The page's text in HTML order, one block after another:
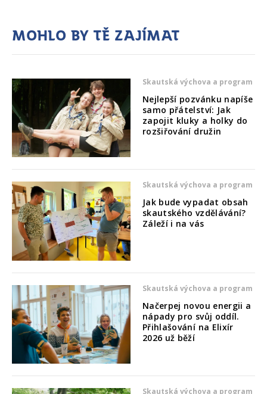
Mohlo by tě zajímat
Skautská výchova a program
Nejlepší pozvánku napíše
samo přátelství: Jak
zapojit kluky a holky do
rozšiřování družin
Skautská výchova a program
Jak bude vypadat obsah
skautského vzdělávání?
Záleží i na vás
Skautská výchova a program
Načerpej novou energii a
nápady pro svůj oddíl.
Přihlašování na Elixír
2026 už běží
Skautská výchova a program